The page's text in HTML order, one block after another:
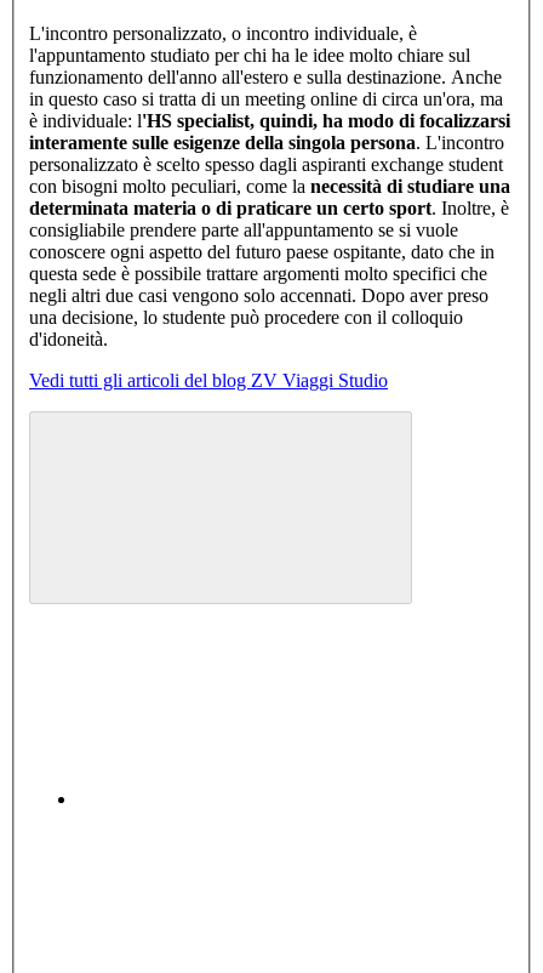
L'incontro personalizzato, o incontro individuale, è
l'appuntamento studiato per chi ha le idee molto chiare sul
funzionamento dell'anno all'estero e sulla destinazione. Anche
in questo caso si tratta di un meeting online di circa un'ora, ma
è individuale: l'HS specialist, quindi, ha modo di focalizzarsi
interamente sulle esigenze della singola persona. L'incontro
personalizzato è scelto spesso dagli aspiranti exchange student
con bisogni molto peculiari, come la necessità di studiare una
determinata materia o di praticare un certo sport. Inoltre, è
consigliabile prendere parte all'appuntamento se si vuole
conoscere ogni aspetto del futuro paese ospitante, dato che in
questa sede è possibile trattare argomenti molto specifici che
negli altri due casi vengono solo accennati. Dopo aver preso
una decisione, lo studente può procedere con il colloquio
d'idoneità.
Vedi tutti gli articoli del blog ZV Viaggi Studio